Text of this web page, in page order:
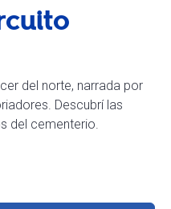
del norte, narrada por
Descubrí las
del cementerio.